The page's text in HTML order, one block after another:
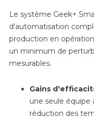
Le système Geek+
d'automatisation
production en
un minimum de
mesurables.
Gains
une seule équipe
réduction des